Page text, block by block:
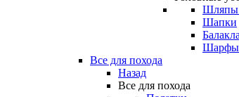
Шляпы
Шапки
Шарфы
Все для похода
Назад
Все для похода